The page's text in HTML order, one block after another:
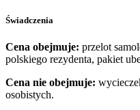
Świadczenia
Cena obejmuje: przelot
polskiego rezydenta, pakiet
Cena nie obejmuje:
osobistych.